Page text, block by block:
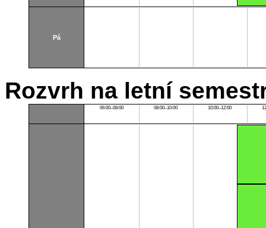
Pá
Rozvrh na letní
06:00–08:00 08:00–10:00 10:00–12:00